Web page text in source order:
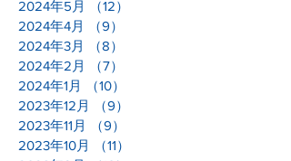
2024年6月
（9）
2024年5月
（12）
2024年4月
（9）
2024年3月
（8）
2024年2月
（7）
2024年1月 （10）
2023年12月
（9）
2023年11月
（9）